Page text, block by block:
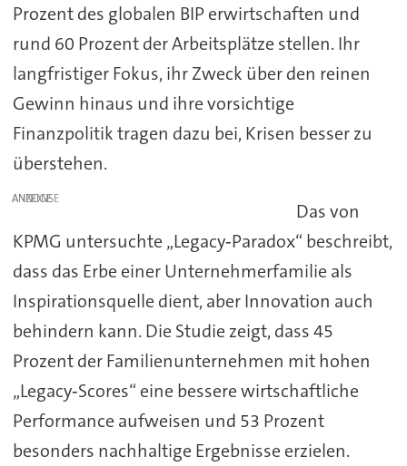
Prozent des globalen BIP erwirtschaften und
rund 60 Prozent der Arbeitsplätze stellen. Ihr
langfristiger Fokus, ihr Zweck über den reinen
Gewinn hinaus und ihre vorsichtige
Finanzpolitik tragen dazu bei, Krisen besser zu
überstehen.
ANZEIGE
Das von
KPMG untersuchte „Legacy‑Paradox“ beschreibt,
dass das Erbe einer Unternehmerfamilie als
Inspirationsquelle dient, aber Innovation auch
behindern kann. Die Studie zeigt, dass 45
Prozent der Familienunternehmen mit hohen
„Legacy‑Scores“ eine bessere wirtschaftliche
Performance aufweisen und 53 Prozent
besonders nachhaltige Ergebnisse erzielen.